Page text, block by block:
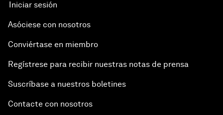
Iniciar sesión
Asóciese con nosotros
Conviértase en miembro
Regístrese para recibir nuestras notas de prensa
Suscríbase a nuestros boletines
Contacte con nosotros